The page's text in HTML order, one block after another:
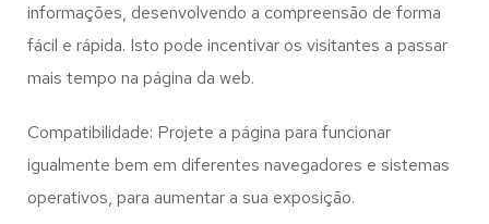
informações, desenvolvendo a compreensão de forma
fácil e rápida. Isto pode incentivar os visitantes a passar
mais tempo na página da web.
Compatibilidade: Projete a página para funcionar
igualmente bem em diferentes navegadores e sistemas
operativos, para aumentar a sua exposição.